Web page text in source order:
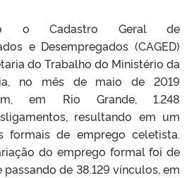
o Cadastro Geral de
e Desempregados (CAGED)
do Trabalho do Ministério da
no mês de maio de 2019
em Rio Grande, 1.248
resultando em um
formais de emprego celetista.
do emprego formal foi de
de 38.129 vínculos, em